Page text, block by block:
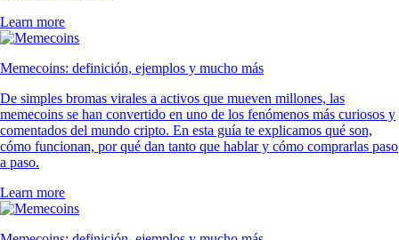
Learn more
Memecoins: definición, ejemplos y mucho más
De simples bromas virales a activos que mueven millones, las
memecoins se han convertido en uno de los fenómenos más curiosos y
comentados del mundo cripto. En esta guía te explicamos qué son,
cómo funcionan, por qué dan tanto que hablar y cómo comprarlas paso
a paso.
Learn more